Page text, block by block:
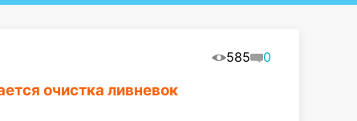
585 0
очистка ливневок